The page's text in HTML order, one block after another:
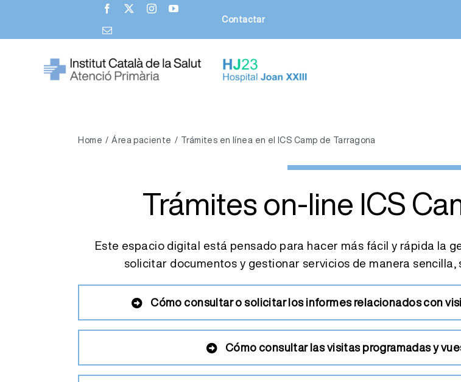
Contactar
Hospital Joan XXIII
Home Área paciente Trámites en línea en el ICS Camp de Tarragona
Trámites on-line ICS
Este espacio digital está pensado para hacer más fácil y rápida la
solicitar documentos y gestionar servicios de manera sencilla,
Cómo consultar o solicitar los informes relacionados con
Cómo consultar las visitas programadas y